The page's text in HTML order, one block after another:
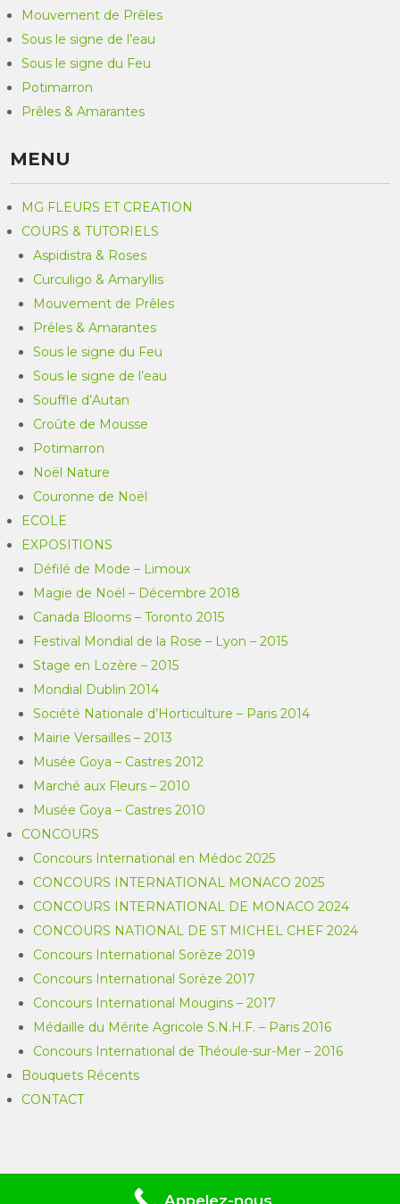
Mouvement de Prêles
Sous le signe de l’eau
Sous le signe du Feu
Potimarron
Prêles & Amarantes
MENU
MG FLEURS ET CREATION
COURS & TUTORIELS
Aspidistra & Roses
Curculigo & Amaryllis
Mouvement de Prêles
Prêles & Amarantes
Sous le signe du Feu
Sous le signe de l’eau
Souffle d’Autan
Croûte de Mousse
Potimarron
Noël Nature
Couronne de Noël
ECOLE
EXPOSITIONS
Défilé de Mode – Limoux
Magie de Noël – Décembre 2018
Canada Blooms – Toronto 2015
Festival Mondial de la Rose – Lyon – 2015
Stage en Lozère – 2015
Mondial Dublin 2014
Société Nationale d’Horticulture – Paris 2014
Mairie Versailles – 2013
Musée Goya – Castres 2012
Marché aux Fleurs – 2010
Musée Goya – Castres 2010
CONCOURS
Concours International en Médoc 2025
CONCOURS INTERNATIONAL MONACO 2025
CONCOURS INTERNATIONAL DE MONACO 2024
CONCOURS NATIONAL DE ST MICHEL CHEF 2024
Concours International Sorèze 2019
Concours International Sorèze 2017
Concours International Mougins – 2017
Médaille du Mérite Agricole S.N.H.F. – Paris 2016
Concours International de Théoule-sur-Mer – 2016
Bouquets Récents
CONTACT
Appelez-nous